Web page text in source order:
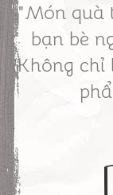
"Món quà
bạn bè
Không chỉ